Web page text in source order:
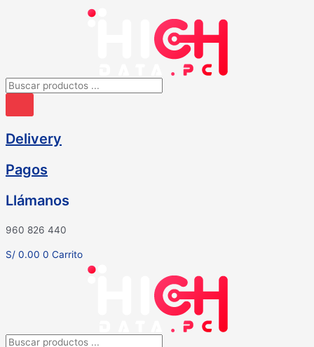
Búsqueda
productos
Delivery
Pagos
Llámanos
960 826 440
S/ 0.00 0 Carrito
Búsqueda